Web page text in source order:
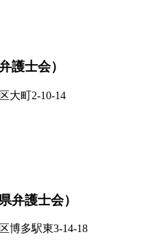
護士会）
大町2-10-14
弁護士会）
博多駅東3-14-18